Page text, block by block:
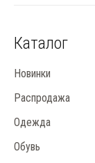
Каталог
Новинки
Распродажа
Одежда
Обувь